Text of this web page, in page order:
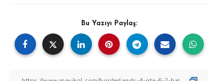
Bu Yazıyı Paylaş: